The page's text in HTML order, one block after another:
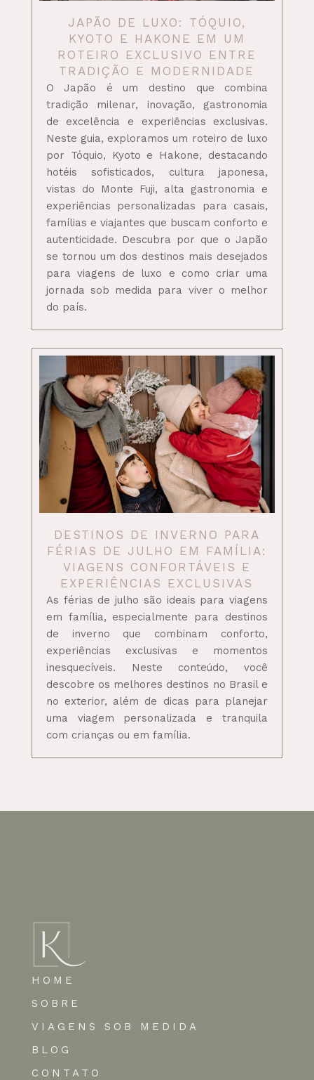
JAPÃO DE LUXO: TÓQUIO,
KYOTO E HAKONE EM UM
ROTEIRO EXCLUSIVO ENTRE
TRADIÇÃO E MODERNIDADE
O Japão é um destino que combina
tradição milenar, inovação, gastronomia
de excelência e experiências exclusivas.
Neste guia, exploramos um roteiro de luxo
por Tóquio, Kyoto e Hakone, destacando
hotéis sofisticados, cultura japonesa,
vistas do Monte Fuji, alta gastronomia e
experiências personalizadas para casais,
famílias e viajantes que buscam conforto e
autenticidade. Descubra por que o Japão
se tornou um dos destinos mais desejados
para viagens de luxo e como criar uma
jornada sob medida para viver o melhor
do país.
DESTINOS DE INVERNO PARA
FÉRIAS DE JULHO EM FAMÍLIA:
VIAGENS CONFORTÁVEIS E
EXPERIÊNCIAS EXCLUSIVAS
As férias de julho são ideais para viagens
em família, especialmente para destinos
de inverno que combinam conforto,
experiências exclusivas e momentos
inesquecíveis. Neste conteúdo, você
descobre os melhores destinos no Brasil e
no exterior, além de dicas para planejar
uma viagem personalizada e tranquila
com crianças ou em família.
HOME
SOBRE
VIAGENS SOB MEDIDA
BLOG
CONTATO